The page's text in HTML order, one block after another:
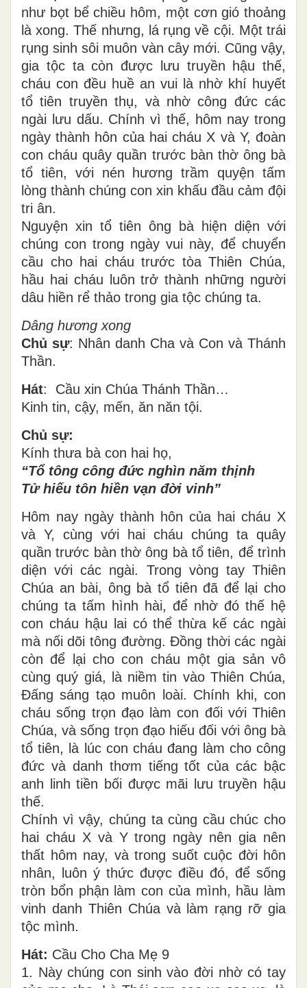
như bọt bể chiều hôm, một cơn gió thoảng
là xong. Thế nhưng, lá rụng về cội. Một trái
rụng sinh sôi muôn vàn cây mới. Cũng vậy,
gia tộc ta còn được lưu truyền hậu thế,
cháu con đều huề an vui là nhờ khí huyết
tổ tiên truyền thụ, và nhờ công đức các
ngài lưu dấu. Chính vì thế, hôm nay trong
ngày thành hôn của hai cháu X và Y, đoàn
con cháu quây quần trước bàn thờ ông bà
tổ tiên, với nén hương trầm quyện tấm
lòng thành chúng con xin khấu đầu cảm đội
tri ân.
Nguyện xin tổ tiên ông bà hiện diện với
chúng con trong ngày vui này, để chuyển
cầu cho hai cháu trước tòa Thiên Chúa,
hầu hai cháu luôn trở thành những người
dâu hiền rể thảo trong gia tộc chúng ta.
Dâng hương xong
Chủ sự: Nhân danh Cha và Con và Thánh
Thần.
Hát: Cầu xin Chúa Thánh Thần…
Kinh tin, cậy, mến, ăn năn tội.
Chủ sự:
Kính thưa bà con hai họ,
“Tổ tông công đức nghìn năm thịnh
Tử hiếu tôn hiền vạn đời vinh”
Hôm nay ngày thành hôn của hai cháu X
và Y, cùng với hai cháu chúng ta quây
quần trước bàn thờ ông bà tổ tiên, để trình
diện với các ngài. Trong vòng tay Thiên
Chúa an bài, ông bà tổ tiên đã để lại cho
chúng ta tấm hình hài, để nhờ đó thế hệ
con cháu hậu lai có thể thừa kế các ngài
mà nối dõi tông đường. Đồng thời các ngài
còn để lại cho con cháu một gia sản vô
cùng quý giá, là niềm tin vào Thiên Chúa,
Đấng sáng tạo muôn loài. Chính khi, con
cháu sống trọn đạo làm con đối với Thiên
Chúa, và sống trọn đạo hiếu đối với ông bà
tổ tiên, là lúc con cháu đang làm cho công
đức và danh thơm tiếng tốt của các bậc
anh linh tiền bối được mãi lưu truyền hậu
thế.
Chính vì vậy, chúng ta cùng cầu chúc cho
hai cháu X và Y trong ngày nên gia nên
thất hôm nay, và trong suốt cuộc đời hôn
nhân, luôn ý thức được điều đó, để sống
tròn bổn phận làm con của mình, hầu làm
vinh danh Thiên Chúa và làm rạng rỡ gia
tộc mình.
Hát: Cầu Cho Cha Mẹ 9
1. Này chúng con sinh vào đời nhờ có tay